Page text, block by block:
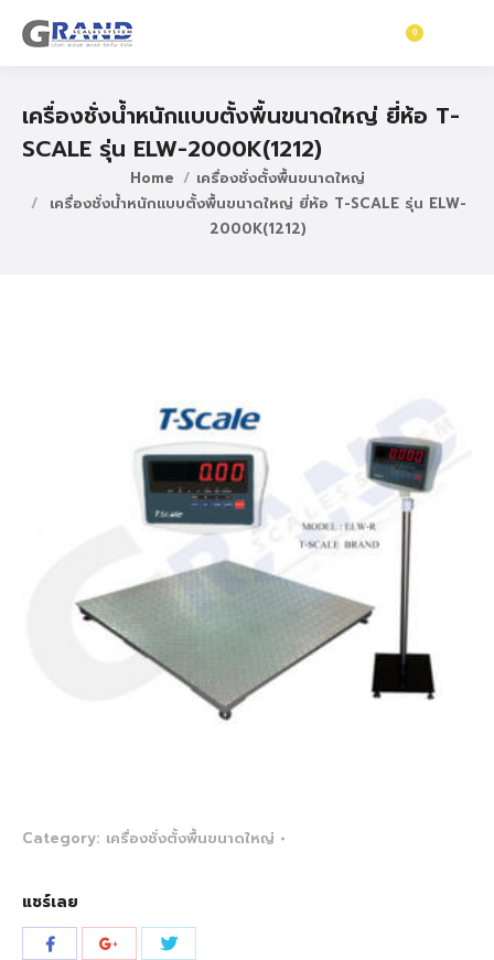
0
เครื่องชั่งน้ำหนักแบบตั้งพื้นขนาดใหญ่ ยี่ห้อ T-
SCALE รุ่น ELW-2000K(1212)
Home
เครื่องชั่งตั้งพื้นขนาดใหญ่
เครื่องชั่งน้ำหนักแบบตั้งพื้นขนาดใหญ่ ยี่ห้อ T-SCALE รุ่น ELW-
2000K(1212)
Category: เครื่องชั่งตั้งพื้นขนาดใหญ่
แชร์เลย
Share
Share